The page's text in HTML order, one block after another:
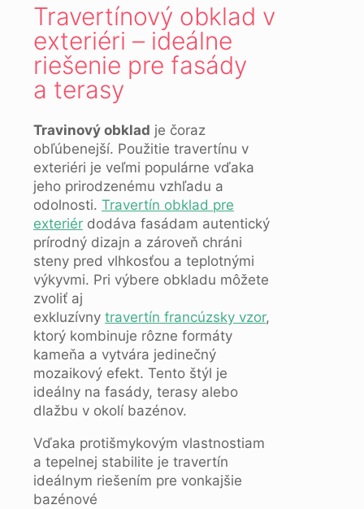
Travertínový obklad v
exteriéri – ideálne
riešenie pre fasády
a terasy
Travinový obklad je čoraz
obľúbenejší. Použitie travertínu v
exteriéri je veľmi populárne vďaka
jeho prirodzenému vzhľadu a
odolnosti. Travertín obklad pre
exteriér dodáva fasádam autentický
prírodný dizajn a zároveň chráni
steny pred vlhkosťou a teplotnými
výkyvmi. Pri výbere obkladu môžete
zvoliť aj
exkluzívny travertín francúzsky vzor,
ktorý kombinuje rôzne formáty
kameňa a vytvára jedinečný
mozaikový efekt. Tento štýl je
ideálny na fasády, terasy alebo
dlažbu v okolí bazénov.
Vďaka protišmykovým vlastnostiam
a tepelnej stabilite je travertín
ideálnym riešením pre vonkajšie
bazénové